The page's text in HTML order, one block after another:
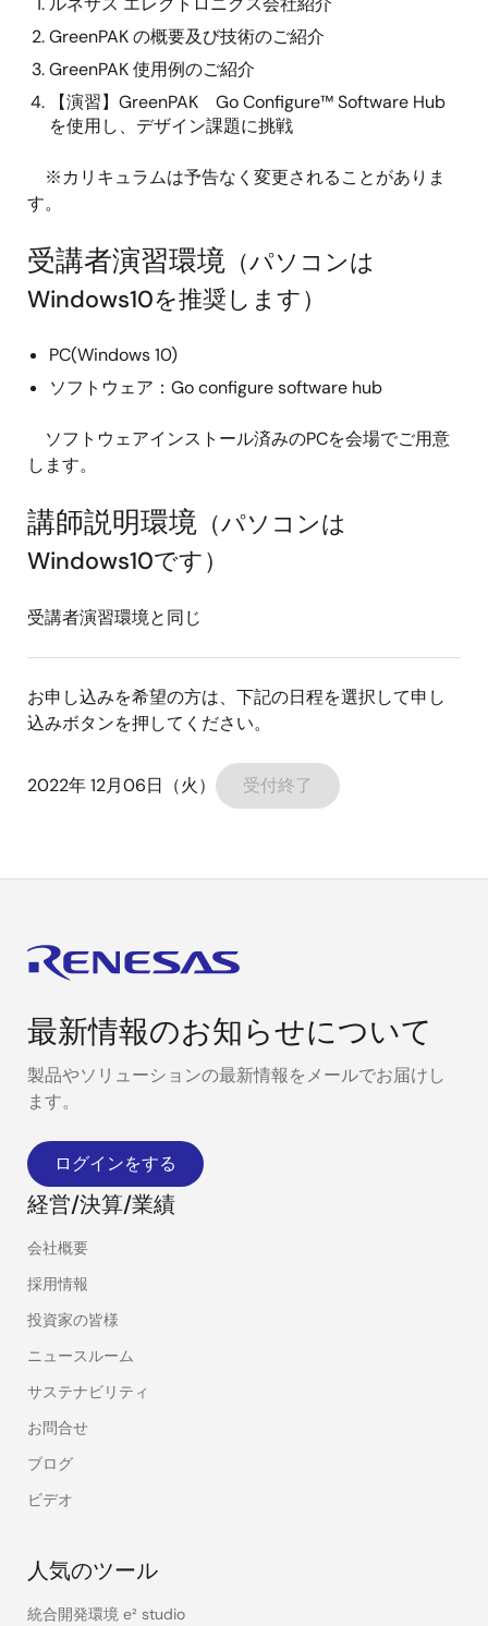
GreenPAK の概要及び技術のご紹介
GreenPAK 使用例のご紹介
【演習】GreenPAK Go Configure™ Software Hub
を使用し、デザイン課題に挑戦
※カリキュラムは予告なく変更されることがありま
す。
受講者演習環境 （パソコンは
Windows10を推奨します）
PC(Windows 10)
ソフトウェア：Go configure software hub
ソフトウェアインストール済みのPCを会場でご用意
します。
講師説明環境 （パソコンは
Windows10です）
受講者演習環境と同じ
お申し込みを希望の方は、下記の日程を選択して申し
込みボタンを押してください。
2022年 12月06日（火） 受付終了
最新情報のお知らせについて
製品やソリューションの最新情報をメールでお届けし
ます。
ログインをする
経営/決算/業績
会社概要
採用情報
投資家の皆様
ニュースルーム
サステナビリティ
お問合せ
ブログ
ビデオ
人気のツール
統合開発環境 e² studio